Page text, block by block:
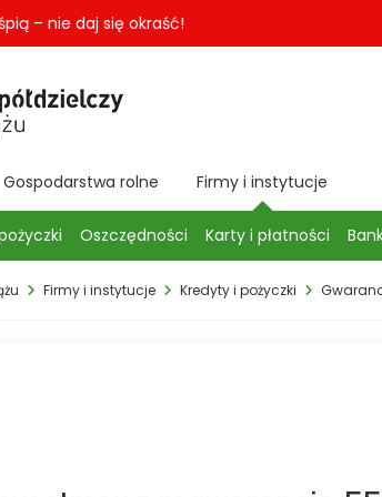
– nie daj się okraść!
Gospodarstwa rolne Firmy i instytucje
Oszczędności Karty i płatności
Firmy i instytucje Kredyty i pożyczki